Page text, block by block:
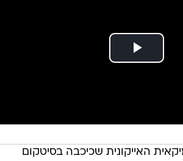
האייקונית שכיכבה בסיטקום